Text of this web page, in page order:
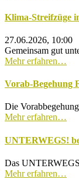
Klima-Streifzüge
27.06.2026, 10:00
Gemeinsam gut
Mehr erfahren…
Vorab-Begehung
Die
Mehr erfahren…
UNTERWEGS!
Das
Mehr erfahren…